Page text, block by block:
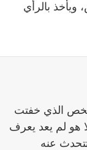
بالرأي
الذي خفتت
هو لم يعد يعرف
عنه